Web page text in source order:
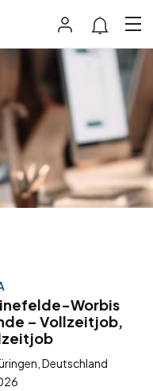
Worbis
– Vollzeitjob,
Deutschland